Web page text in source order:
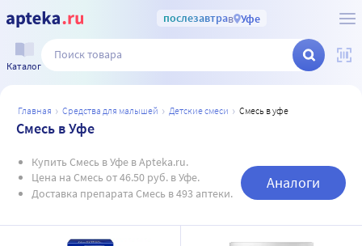
послезавтрав Уфе
Каталог
главная средства для малышей детские смеси смесь в уфе
Смесь в Уфе
Купить Смесь в Уфе в Apteka.ru.
Цена на Смесь от 46.50 руб. в Уфе.
Доставка препарата Смесь в 493 аптеки.
Аналоги